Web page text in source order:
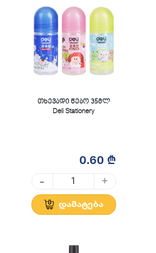
თხევადი წებო 35მლ
Deli Stationery
0.60 ₾
- +
დამატება